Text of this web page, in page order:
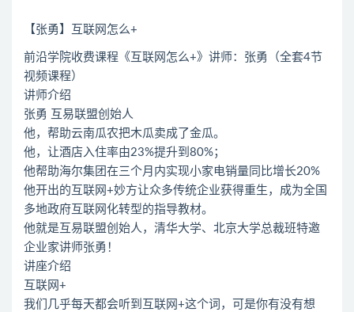
【张勇】互联网怎么+
前沿学院收费课程《互联网怎么+》讲师：张勇（全套4节
视频课程）
讲师介绍
张勇 互易联盟创始人
他，帮助云南瓜农把木瓜卖成了金瓜。
他，让酒店入住率由23%提升到80%；
他帮助海尔集团在三个月内实现小家电销量同比增长20%
他开出的互联网+妙方让众多传统企业获得重生，成为全国
多地政府互联网化转型的指导教材。
他就是互易联盟创始人，清华大学、北京大学总裁班特邀
企业家讲师张勇！
讲座介绍
互联网+
我们几乎每天都会听到互联网+这个词，可是你有没有想